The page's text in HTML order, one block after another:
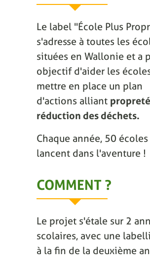
Le label "École Plus
s'adresse à toutes les
situées en Wallonie et a
objectif d'aider les
mettre en place un plan
d'actions alliant
réduction des déchets.
Chaque année, 50 écoles
lancent dans l'aventure !
COMMENT ?
Le projet s'étale sur 2
scolaires, avec une
à la fin de la deuxième